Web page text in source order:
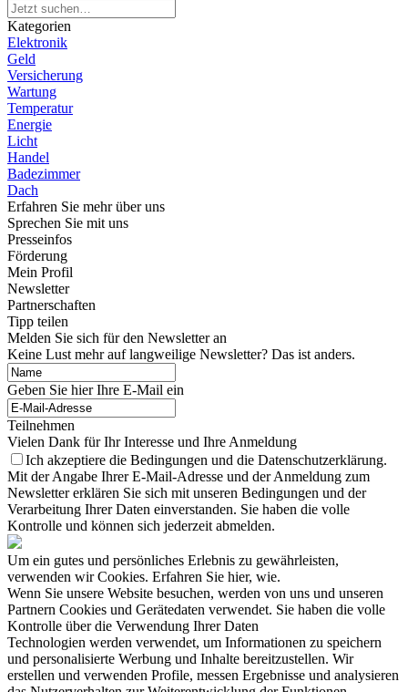
Kategorien
Elektronik
Geld
Versicherung
Wartung
Temperatur
Energie
Licht
Handel
Badezimmer
Dach
Erfahren Sie mehr über uns
Sprechen Sie mit uns
Presseinfos
Förderung
Mein Profil
Newsletter
Partnerschaften
Tipp teilen
Melden Sie sich für den Newsletter an
Keine Lust mehr auf langweilige Newsletter? Das ist anders.
Geben Sie hier Ihre E-Mail ein
Teilnehmen
Vielen Dank für Ihr Interesse und Ihre Anmeldung
Ich akzeptiere die Bedingungen und die Datenschutzerklärung.
Mit der Angabe Ihrer E-Mail-Adresse und der Anmeldung zum
Newsletter erklären Sie sich mit unseren Bedingungen und der
Verarbeitung Ihrer Daten einverstanden. Sie haben die volle
Kontrolle und können sich jederzeit abmelden.
Um ein gutes und persönliches Erlebnis zu gewährleisten,
verwenden wir Cookies. Erfahren Sie hier, wie.
Wenn Sie unsere Website besuchen, werden von uns und unseren
Partnern Cookies und Gerätedaten verwendet. Sie haben die volle
Kontrolle über die Verwendung Ihrer Daten
Technologien werden verwendet, um Informationen zu speichern
und personalisierte Werbung und Inhalte bereitzustellen. Wir
erstellen und verwenden Profile, messen Ergebnisse und analysieren